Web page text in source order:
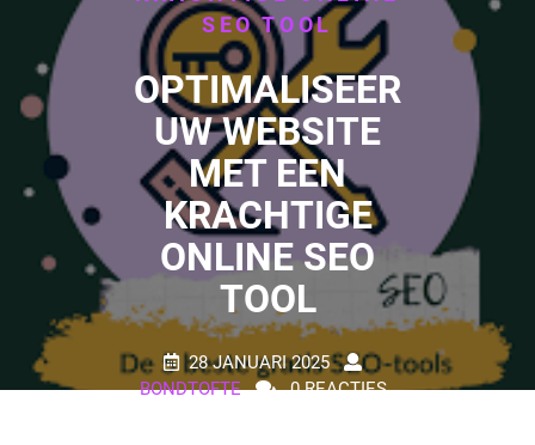
SEO TOOL
OPTIMALISEER
UW WEBSITE
MET EEN
KRACHTIGE
ONLINE SEO
TOOL
28 JANUARI 2025
BONDTOFTE
0 REACTIES